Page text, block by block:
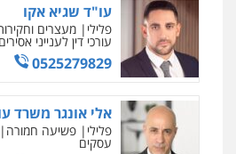
עו"ד שגיא אקו
פלילי מעצרים
עורכי דין לענייני אסירים
0525279829
אלי אונגר משרד
פלילי פשיעה חמורה
עסקים